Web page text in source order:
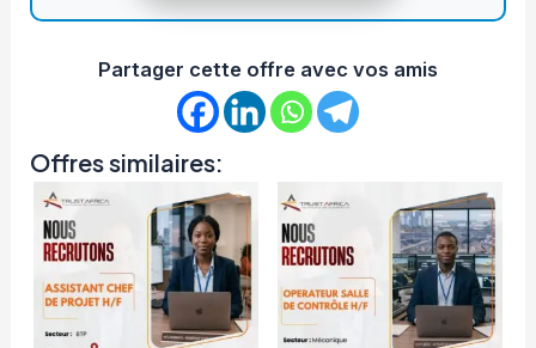
Partager cette offre avec vos amis
Offres similaires: